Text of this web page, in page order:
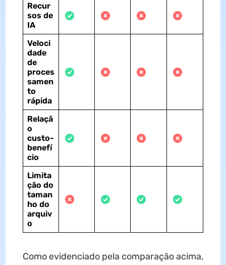
Recur
sos de
IA
Veloci
dade
de
proces
samen
to
rápida
Relaçã
o
custo-
benefí
cio
Limita
ção do
taman
ho do
arquiv
o
Como evidenciado pela comparação acima,